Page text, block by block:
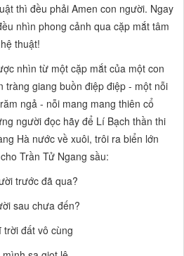
thì đều phải Amen con người. Ngay
nhìn phong cảnh qua cặp mắt tâm
thuật!
nhìn từ một cặp mắt của một con
tràng giang buồn điệp điệp - một nỗi
ngả - nỗi mang mang thiên cổ
người đọc hãy để Lí Bạch thần thi
Hà nước về xuôi, trôi ra biển lớn
Trần Tử Ngang sầu:
trước đã qua?
sau chưa đến?
trời đất vô cùng